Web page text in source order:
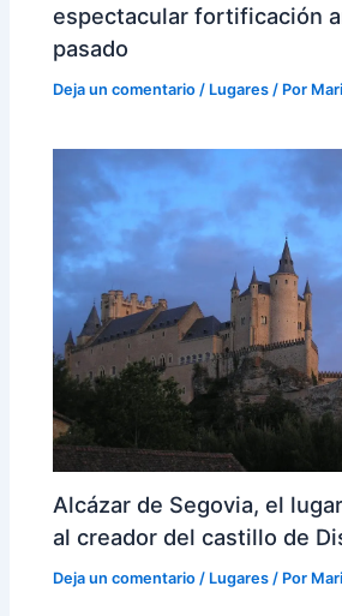
espectacular fortificación
pasado
Deja un comentario / Lugares / Por
Alcázar de Segovia, el
al creador del castillo de
Deja un comentario / Lugares / Por